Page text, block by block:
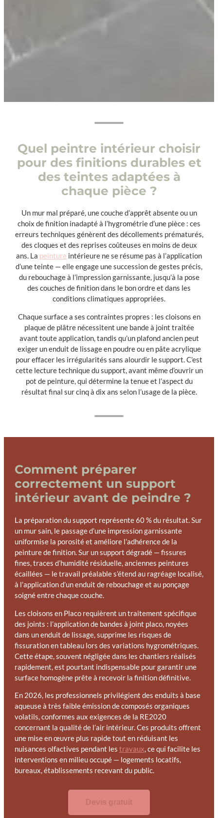
Quel peintre intérieur choisir
pour des finitions durables et
des teintes adaptées à
chaque pièce ?
Un mur mal préparé, une couche d’apprêt absente ou un
choix de finition inadapté à l’hygrométrie d’une pièce : ces
erreurs techniques génèrent des décollements prématurés,
des cloques et des reprises coûteuses en moins de deux
ans. La peinture intérieure ne se résume pas à l’application
d’une teinte — elle engage une succession de gestes précis,
du rebouchage à l’impression garnissante, jusqu’à la pose
des couches de finition dans le bon ordre et dans les
conditions climatiques appropriées.
Chaque surface a ses contraintes propres : les cloisons en
plaque de plâtre nécessitent une bande à joint traitée
avant toute application, tandis qu’un plafond ancien peut
exiger un enduit de lissage en poudre ou en pâte acrylique
pour effacer les irrégularités sans alourdir le support. C’est
cette lecture technique du support, avant même d’ouvrir un
pot de peinture, qui détermine la tenue et l’aspect du
résultat final sur cinq à dix ans selon l’usage de la pièce.
Comment préparer
correctement un support
intérieur avant de peindre ?
La préparation du support représente 60 % du résultat. Sur
un mur sain, le passage d’une impression garnissante
uniformise la porosité et améliore l’adhérence de la
peinture de finition. Sur un support dégradé — fissures
fines, traces d’humidité résiduelle, anciennes peintures
écaillées — le travail préalable s’étend au ragréage localisé,
à l’application d’un enduit de rebouchage et au ponçage
soigné entre chaque couche.
Les cloisons en Placo requièrent un traitement spécifique
des joints : l’application de bandes à joint placo, noyées
dans un enduit de lissage, supprime les risques de
fissuration en tableau lors des variations hygrométriques.
Cette étape, souvent négligée dans les chantiers réalisés
rapidement, est pourtant indispensable pour garantir une
surface homogène prête à recevoir la finition définitive.
En 2026, les professionnels privilégient des enduits à base
aqueuse à très faible émission de composés organiques
volatils, conformes aux exigences de la RE2020
concernant la qualité de l’air intérieur. Ces produits offrent
une mise en œuvre plus rapide tout en réduisant les
nuisances olfactives pendant les travaux, ce qui facilite les
interventions en milieu occupé — logements locatifs,
bureaux, établissements recevant du public.
Devis gratuit